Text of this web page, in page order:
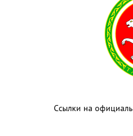
Ссылки на